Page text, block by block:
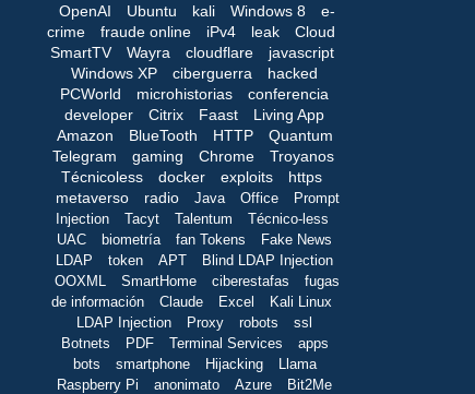
OpenAI
Ubuntu kali Windows 8
e-
crime
fraude online iPv4 leak
Cloud
SmartTV
Wayra cloudflare
javascript
Windows XP
ciberguerra
hacked
PCWorld
microhistorias
conferencia
developer
Citrix Faast
Living App
Amazon
BlueTooth HTTP
Quantum
Telegram
gaming Chrome
Troyanos
Técnicoless
docker exploits
https
metaverso
radio Java Office
Prompt
Injection
Tacyt Talentum
Técnico-less
UAC
biometría fan Tokens
Fake News
LDAP
token APT
Blind LDAP Injection
OOXML
SmartHome ciberestafas
fugas
de información
Claude Excel
Kali Linux
LDAP Injection
Proxy robots
ssl
Botnets
PDF Terminal Services
apps
bots
smartphone Hijacking
Llama
Raspberry Pi
anonimato Azure
Bit2Me